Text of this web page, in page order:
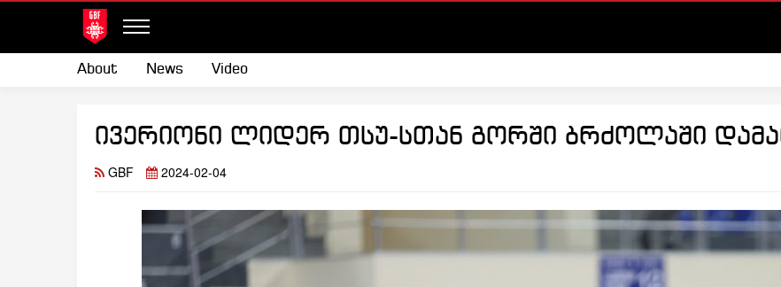
About News Video
ივერიონი ლიდერ თსუ-სთან გორში ბრძოლაში
GBF 2024-02-04